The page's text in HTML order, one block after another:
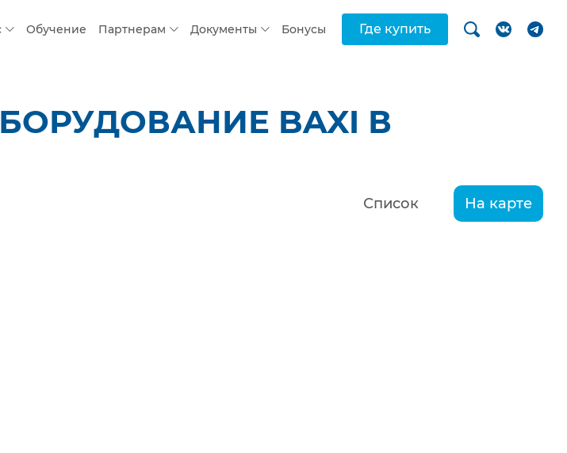
Обучение Партнерам Документы Бонусы Где купить
BAXI В
Список На карте